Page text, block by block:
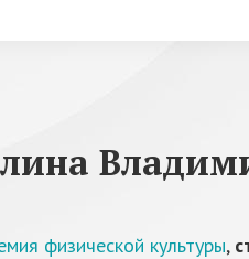
физической культуры,